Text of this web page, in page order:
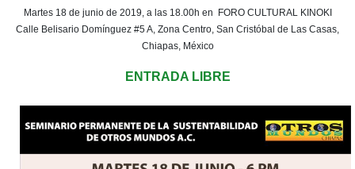
Martes 18 de junio de 2019, a las 18.00h en
FORO CULTURAL KINOKI
Calle Belisario Domínguez #5 A, Zona Centro, San Cristóbal de Las Casas,
Chiapas, México
ENTRADA LIBRE